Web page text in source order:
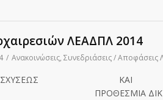
ΛΕΑΔΠΛ 2014
/ Ανακοινώσεις, Συνεδριάσεις / Αποφάσεις
ΕΝΙΣΧΥΣΕΩΣ ΚΑΙ
ΠΡΟΘΕΣΜΙΑ